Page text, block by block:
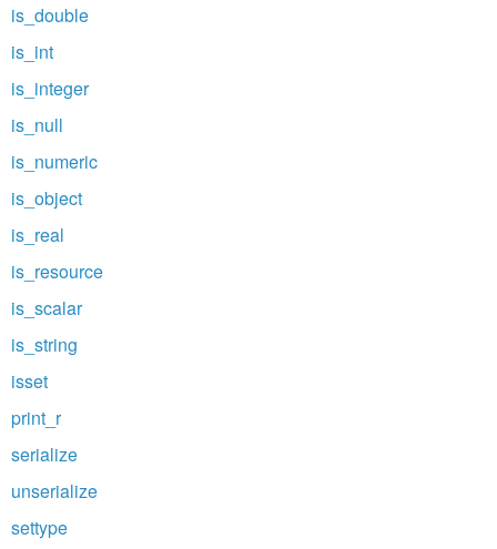
is_double
is_int
is_integer
is_null
is_numeric
is_object
is_real
is_resource
is_scalar
is_string
isset
print_r
serialize
unserialize
settype